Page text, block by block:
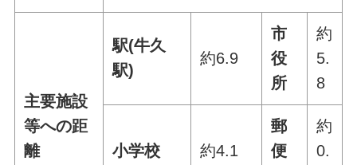
主要施設
等への距
離
駅(牛久
駅)
約6.9
市
役
所
約
5.
8
小学校 約4.1
郵
便
約
0.